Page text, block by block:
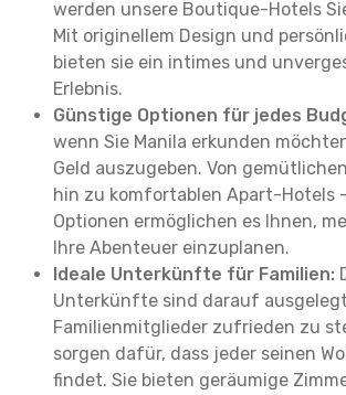
werden unsere Boutique-Hotels
Mit originellem Design und
bieten sie ein intimes und
Erlebnis.
Günstige Optionen für jedes
wenn Sie Manila erkunden
Geld auszugeben. Von
hin zu komfortablen Apart-Hotels
Optionen ermöglichen es Ihnen,
Ihre Abenteuer einzuplanen.
Ideale Unterkünfte für Familien:
Unterkünfte sind darauf
Familienmitglieder zufrieden zu
sorgen dafür, dass jeder seinen
findet. Sie bieten geräumige